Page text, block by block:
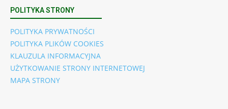
POLITYKA STRONY
POLITYKA PRYWATNOŚCI
POLITYKA PLIKÓW COOKIES
KLAUZULA INFORMACYJNA
UŻYTKOWANIE STRONY INTERNETOWEJ
MAPA STRONY